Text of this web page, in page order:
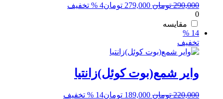
290,000 تومان قیمت
279,000 تومان4 % تخفیف
0
مقایسه
14 %
تخفیف
وایر شمع(بوت کوئل)زانتیا
220,000 تومان قیمت
189,000 تومان14 % تخفیف